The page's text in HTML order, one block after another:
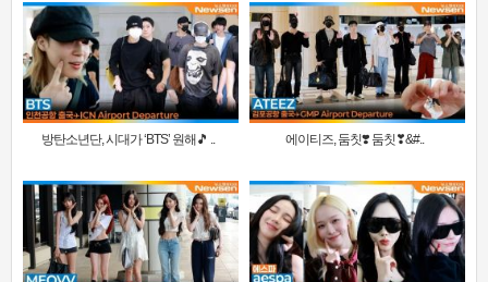
방탄소년단, 시대가 ‘BTS’ 원해🎵 .. 에이티즈, 둠칫❣️ 둠칫❣&#..